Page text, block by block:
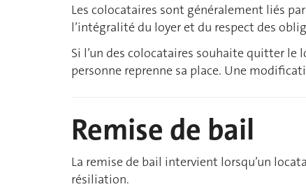
Les colocataires sont généralement liés
l’intégralité du loyer et du respect des
Si l’un des colocataires souhaite quitter le
personne reprenne sa place. Une
Remise de bail
La remise de bail intervient lorsqu’un
résiliation.